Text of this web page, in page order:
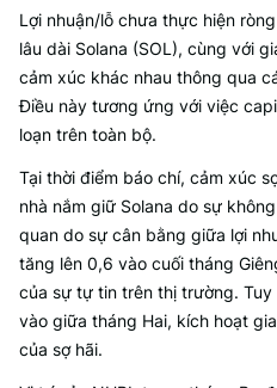
Lợi nhuận/lỗ chưa thực hiện
lâu dài Solana (SOL), cùng với
cảm xúc khác nhau thông qua
Điều này tương ứng với việc
loạn trên toàn bộ.
Tại thời điểm báo chí, cảm xúc
nhà nắm giữ Solana do sự
quan do sự cân bằng giữa lợi
tăng lên 0,6 vào cuối tháng
của sự tự tin trên thị trường.
vào giữa tháng Hai, kích hoạt
của sợ hãi.